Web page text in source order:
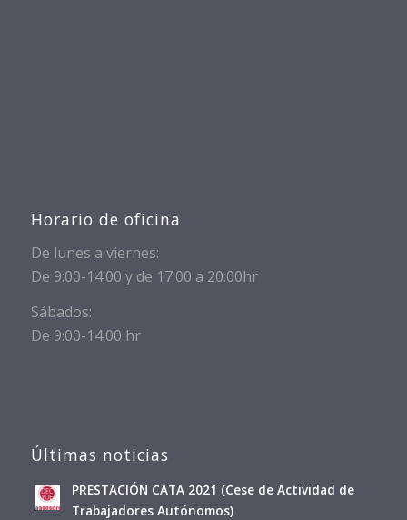
Horario de oficina
De lunes a viernes:
De 9:00-14:00 y de 17:00 a 20:00hr
Sábados:
De 9:00-14:00 hr
Últimas noticias
PRESTACIÓN CATA 2021 (Cese de Actividad de
Trabajadores Autónomos)